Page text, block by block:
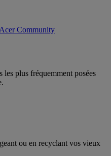
Acer Community
les plus fréquemment posées
ou en recyclant vos vieux